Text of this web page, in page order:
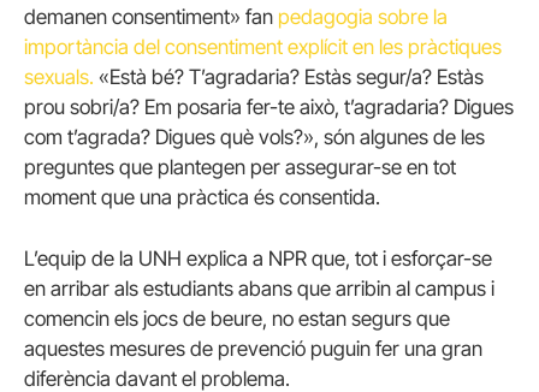
demanen consentiment» fan pedagogia sobre la
importància del consentiment explícit en les pràctiques
sexuals. «Està bé? T’agradaria? Estàs segur/a? Estàs
prou sobri/a? Em posaria fer-te això, t’agradaria? Digues
com t’agrada? Digues què vols?», són algunes de les
preguntes que plantegen per assegurar-se en tot
moment que una pràctica és consentida.
L’equip de la UNH explica a NPR que, tot i esforçar-se
en arribar als estudiants abans que arribin al campus i
comencin els jocs de beure, no estan segurs que
aquestes mesures de prevenció puguin fer una gran
diferència davant el problema.